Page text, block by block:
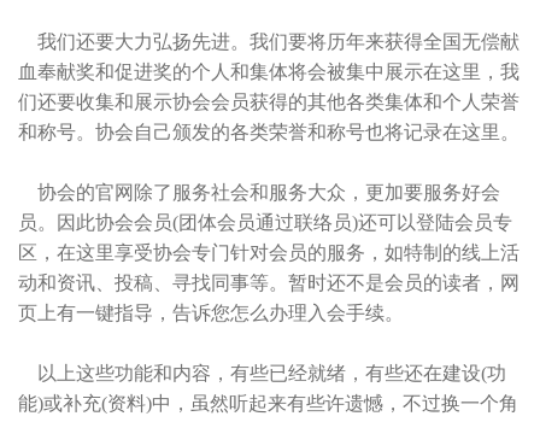
我们还要大力弘扬先进。我们要将历年来获得全国无偿献
血奉献奖和促进奖的个人和集体将会被集中展示在这里，我
们还要收集和展示协会会员获得的其他各类集体和个人荣誉
和称号。协会自己颁发的各类荣誉和称号也将记录在这里。
协会的官网除了服务社会和服务大众，更加要服务好会
员。因此协会会员(团体会员通过联络员)还可以登陆会员专
区，在这里享受协会专门针对会员的服务，如特制的线上活
动和资讯、投稿、寻找同事等。暂时还不是会员的读者，网
页上有一键指导，告诉您怎么办理入会手续。
以上这些功能和内容，有些已经就绪，有些还在建设(功
能)或补充(资料)中，虽然听起来有些许遗憾，不过换一个角